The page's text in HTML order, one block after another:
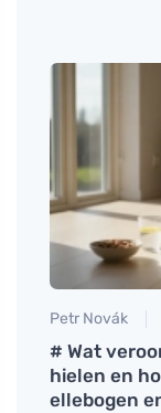
Petr Novák
# Wat
hielen en
ellebogen